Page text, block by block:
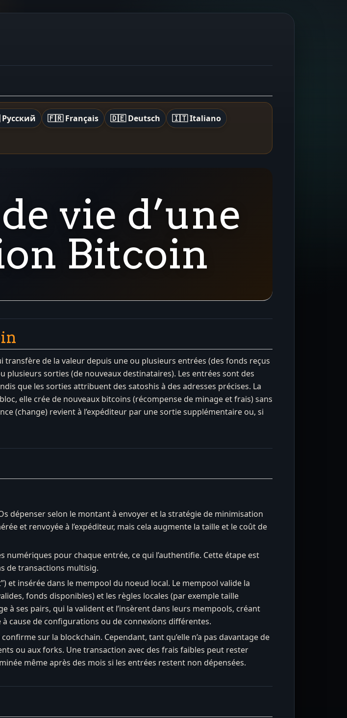
🇫🇷 Français 🇩🇪 Deutsch
🇮🇹 Italiano
vie d’une
Bitcoin
de la valeur depuis une ou plusieurs entrées (des fonds reçus
plusieurs sorties (de nouveaux destinataires). Les entrées sont des
que les sorties attribuent des satoshis à des adresses précises. La
elle crée de nouveaux bitcoins (récompense de minage et frais) sans
(change) revient à l’expéditeur par une sortie supplémentaire ou, si
dépenser selon le montant à envoyer et la stratégie de minimisation
et renvoyée à l’expéditeur, mais cela augmente la taille et le coût de
pour chaque entrée, ce qui l’authentifie. Cette étape est
de transactions multisig.
et insérée dans le mempool du noeud local. Le mempool valide la
fonds disponibles) et les règles locales (par exemple taille
à ses pairs, qui la valident et l’insèrent dans leurs mempools, créant
à cause de configurations ou de connexions différentes.
sur la blockchain. Cependant, tant qu’elle n’a pas davantage de
ou aux forks. Une transaction avec des frais faibles peut rester
même après des mois si les entrées restent non dépensées.